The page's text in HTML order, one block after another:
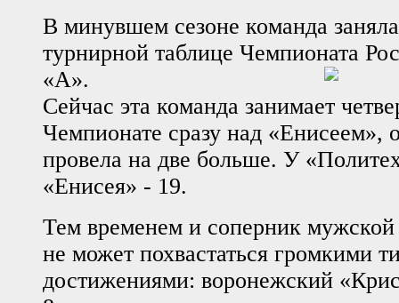
В минувшем сезоне команда
турнирной таблице Чемпионата
«А».
Сейчас эта команда занимает
Чемпионате сразу над «Енисеем»,
провела на две больше. У
«Енисея» - 19.
Тем временем и соперник
не может похвастаться громкими
достижениями: воронежский